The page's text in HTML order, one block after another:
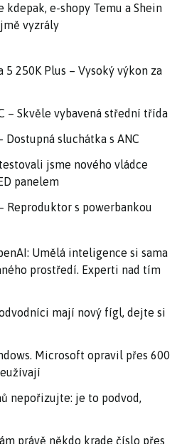
kdepak, e-shopy Temu a Shein
vyzrály
250K Plus – Vysoký výkon za
– Skvěle vybavená střední třída
Dostupná sluchátka s ANC
jsme nového vládce
panelem
Reproduktor s powerbankou
Umělá inteligence si sama
prostředí. Experti nad tím
mají nový fígl, dejte si
Microsoft opravil přes 600
nepořizujte: je to podvod,
právě někdo krade číslo přes